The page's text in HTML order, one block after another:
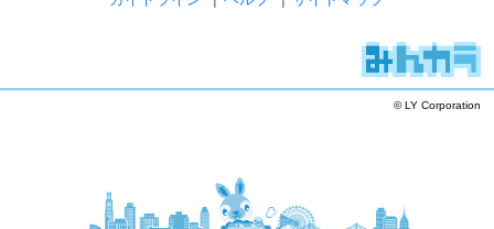
© LY Corporation